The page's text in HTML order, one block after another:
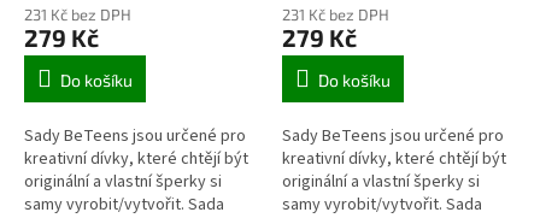
231 Kč bez DPH
279 Kč
Do košíku
Sady BeTeens jsou určené pro
kreativní dívky, které chtějí být
originální a vlastní šperky si
samy vyrobit/vytvořit. Sada
231 Kč bez DPH
279 Kč
Do košíku
Sady BeTeens jsou určené pro
kreativní dívky, které chtějí být
originální a vlastní šperky si
samy vyrobit/vytvořit. Sada